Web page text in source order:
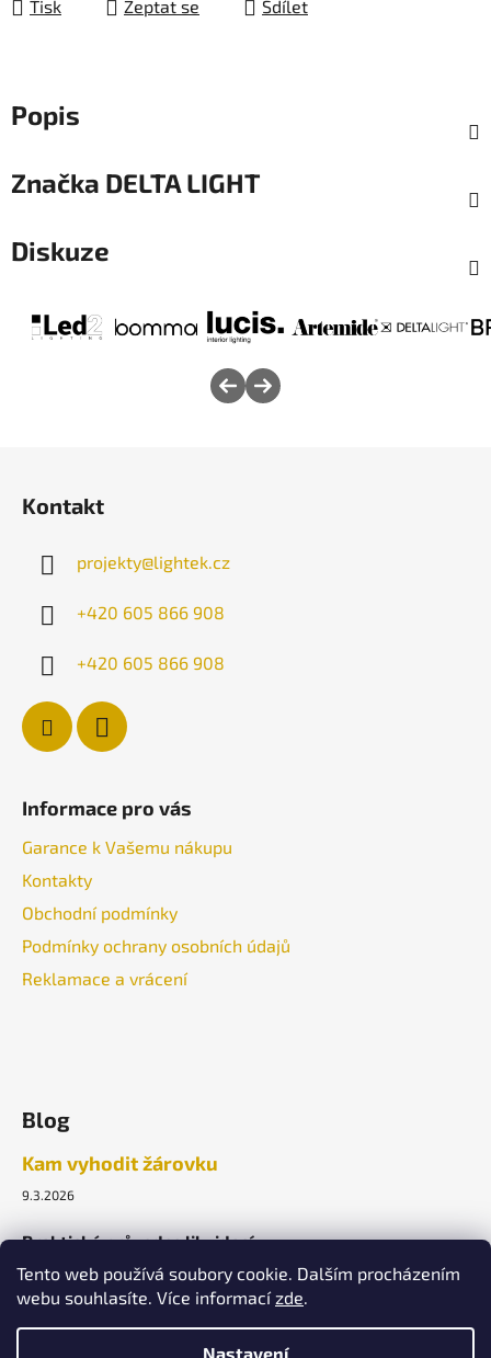
Tento web používá soubory cookie. Dalším procházením
webu souhlasíte. Více informacízde.
Nastavení
Tisk Zeptat se Sdílet
Popis
Značka DELTA LIGHT
Diskuze
Kontakt
projekty@lightek.cz
+420 605 866 908
+420 605 866 908
Informace pro vás
Garance k Vašemu nákupu
Kontakty
Obchodní podmínky
Podmínky ochrany osobních údajů
Reklamace a vrácení
Blog
Kam vyhodit žárovku
9.3.2026
Praktický průvodce likvidací.
ARCHIV